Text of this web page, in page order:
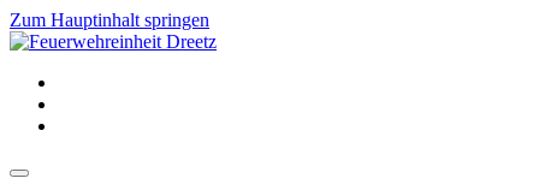
Zum Hauptinhalt springen